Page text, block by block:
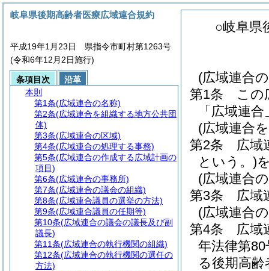
○岐阜県
(広域連合
第1条
この
「広域連
(広域連合
第2条
広域
という。)
(広域連合
第3条
広域
(広域連合
第4条
広域
年法律第
る後期高
岐阜県後期高齢者医療広域連合規約
平成19年1月23日 県指令市町村第1263号
(令和6年12月2日施行)
条項目次
沿革
本則
第1条(広域連合の名称)
第2条(広域連合を組織する地方公共団
体)
第3条(広域連合の区域)
第4条(広域連合の処理する事務)
第5条(広域連合の作成する広域計画の
項目)
第6条(広域連合の事務所)
第7条(広域連合の議会の組織)
第8条(広域連合議員の選挙の方法)
第9条(広域連合議員の任期等)
第10条(広域連合の議会の議長及び副
議長)
第11条(広域連合の執行機関の組織)
第12条(広域連合の執行機関の選任の
方法)